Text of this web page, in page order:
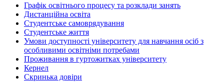
Графік освітнього процесу та розклади занять
Дистанційна освіта
Студентське самоврядування
Студентське життя
Умови доступності університету для навчання осіб з
особливими освітніми потребами
Проживання в гуртожитках університету
Кернел
Скринька довіри